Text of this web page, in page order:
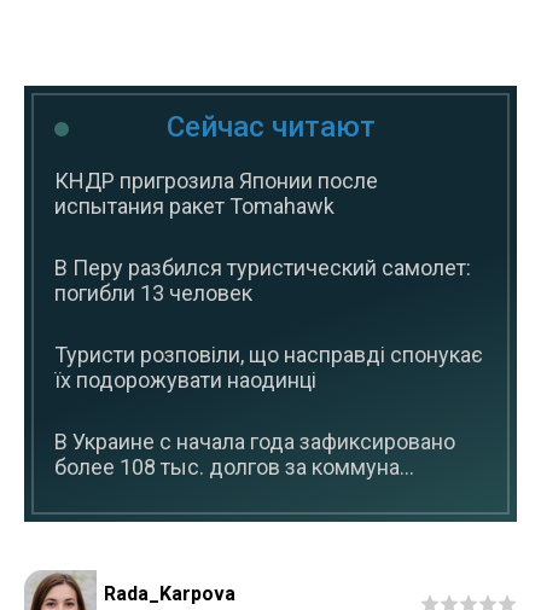
Сейчас читают
КНДР пригрозила Японии после
испытания ракет Tomahawk
В Перу разбился туристический самолет:
погибли 13 человек
Туристи розповіли, що насправді спонукає
їх подорожувати наодинці
В Украине с начала года зафиксировано
более 108 тыс. долгов за коммуна...
Rada_Karpova